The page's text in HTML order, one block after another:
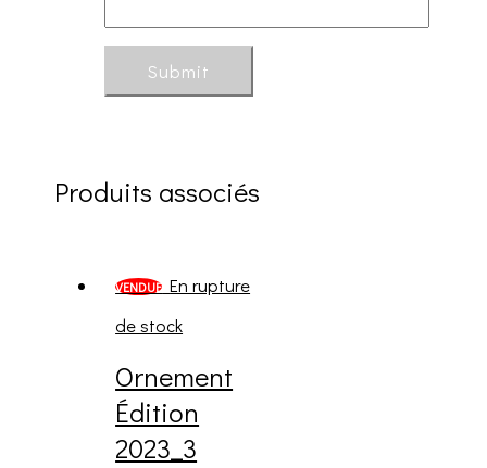
Produits associés
VENDUE En rupture
de stock
Ornement
Édition
2023_3